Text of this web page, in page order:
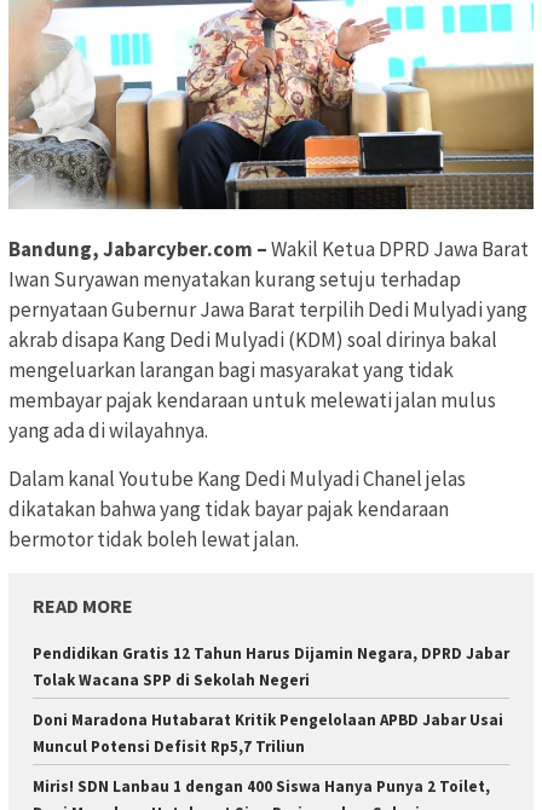
Bandung, Jabarcyber.com –Wakil Ketua DPRD Jawa Barat
Iwan Suryawan menyatakan kurang setuju terhadap
pernyataan Gubernur Jawa Barat terpilih Dedi Mulyadi yang
akrab disapa Kang Dedi Mulyadi (KDM) soal dirinya bakal
mengeluarkan larangan bagi masyarakat yang tidak
membayar pajak kendaraan untuk melewati jalan mulus
yang ada di wilayahnya.
Dalam kanal Youtube Kang Dedi Mulyadi Chanel jelas
dikatakan bahwa yang tidak bayar pajak kendaraan
bermotor tidak boleh lewat jalan.
READ MORE
Pendidikan Gratis 12 Tahun Harus Dijamin Negara, DPRD Jabar
Tolak Wacana SPP di Sekolah Negeri
Doni Maradona Hutabarat Kritik Pengelolaan APBD Jabar Usai
Muncul Potensi Defisit Rp5,7 Triliun
Miris! SDN Lanbau 1 dengan 400 Siswa Hanya Punya 2 Toilet,